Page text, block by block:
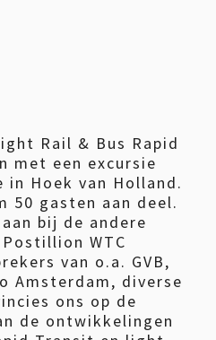
Rail & Bus Rapid
met een excursie
in Hoek van Holland.
50 gasten aan deel.
bij de andere
WTC
van o.a. GVB,
Amsterdam, diverse
ons op de
de ontwikkelingen